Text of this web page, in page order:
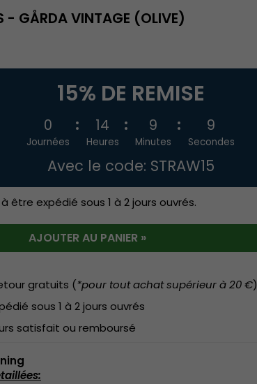
- GÅRDA VINTAGE (OLIVE)
15% DE REMISE
0
Journées
14
Heures
9
Minutes
8
Secondes
Avec le code: STRAW15
être expédié sous 1 à 2 jours ouvrés.
AJOUTER AU PANIER »
gratuits (*pour tout achat supérieur à 20 €)
sous 1 à 2 jours ouvrés
satisfait ou remboursé